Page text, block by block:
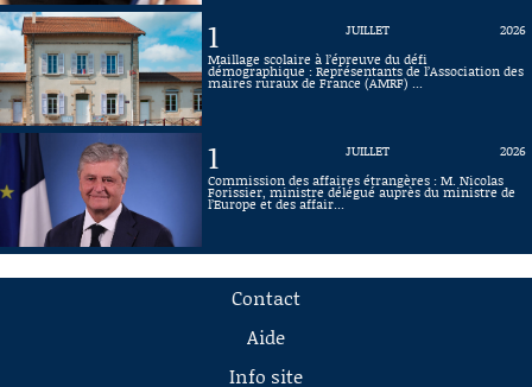
1 JUILLET
2026
Maillage scolaire à l’épreuve du défi
démographique : Représentants de l’Association des
maires ruraux de France (AMRF) ...
1 JUILLET
2026
Commission des affaires étrangères : M. Nicolas
Forissier, ministre délégué auprès du ministre de
l’Europe et des affair...
Contact
Aide
Info site